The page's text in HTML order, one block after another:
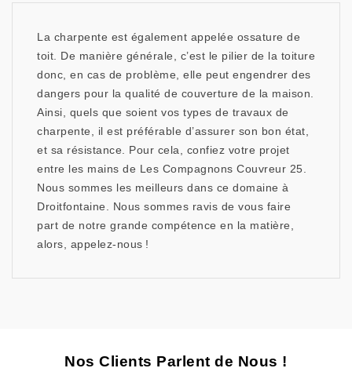
La charpente est également appelée ossature de
toit. De manière générale, c’est le pilier de la toiture
donc, en cas de problème, elle peut engendrer des
dangers pour la qualité de couverture de la maison.
Ainsi, quels que soient vos types de travaux de
charpente, il est préférable d’assurer son bon état,
et sa résistance. Pour cela, confiez votre projet
entre les mains de Les Compagnons Couvreur 25.
Nous sommes les meilleurs dans ce domaine à
Droitfontaine. Nous sommes ravis de vous faire
part de notre grande compétence en la matière,
alors, appelez-nous !
Nos Clients Parlent de Nous !